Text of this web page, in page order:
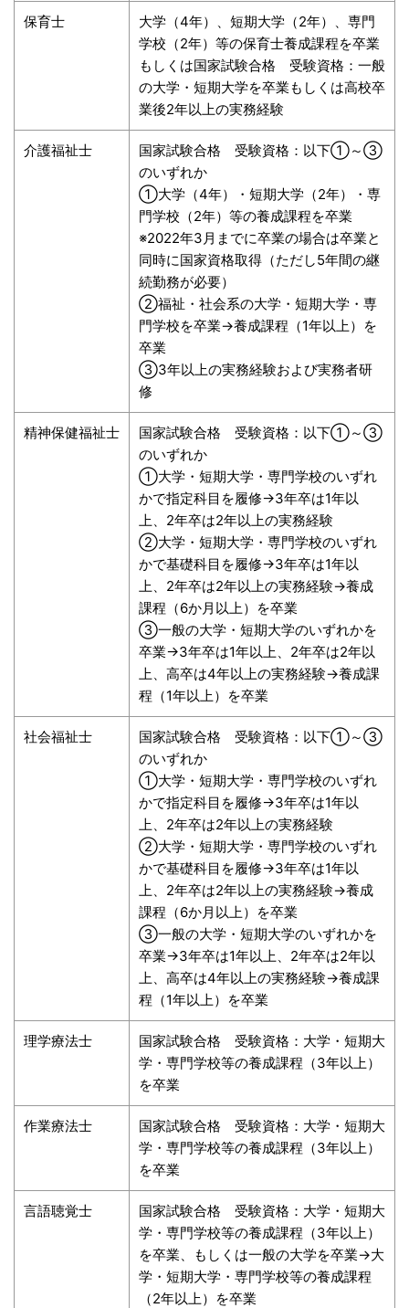
保育士
大学（4年）、短期大学（2年）、専門
学校（2年）等の保育士養成課程を卒業
もしくは国家試験合格 受験資格：一般
の大学・短期大学を卒業もしくは高校卒
業後2年以上の実務経験
介護福祉士
国家試験合格 受験資格：以下①～③
のいずれか
①大学（4年）・短期大学（2年）・専
門学校（2年）等の養成課程を卒業
※2022年3月までに卒業の場合は卒業と
同時に国家資格取得（ただし5年間の継
続勤務が必要）
②福祉・社会系の大学・短期大学・専
門学校を卒業→養成課程（1年以上）を
卒業
③3年以上の実務経験および実務者研
修
精神保健福祉士
国家試験合格 受験資格：以下①～③
のいずれか
①大学・短期大学・専門学校のいずれ
かで指定科目を履修→3年卒は1年以
上、2年卒は2年以上の実務経験
②大学・短期大学・専門学校のいずれ
かで基礎科目を履修→3年卒は1年以
上、2年卒は2年以上の実務経験→養成
課程（6か月以上）を卒業
③一般の大学・短期大学のいずれかを
卒業→3年卒は1年以上、2年卒は2年以
上、高卒は4年以上の実務経験→養成課
程（1年以上）を卒業
社会福祉士
国家試験合格 受験資格：以下①～③
のいずれか
①大学・短期大学・専門学校のいずれ
かで指定科目を履修→3年卒は1年以
上、2年卒は2年以上の実務経験
②大学・短期大学・専門学校のいずれ
かで基礎科目を履修→3年卒は1年以
上、2年卒は2年以上の実務経験→養成
課程（6か月以上）を卒業
③一般の大学・短期大学のいずれかを
卒業→3年卒は1年以上、2年卒は2年以
上、高卒は4年以上の実務経験→養成課
程（1年以上）を卒業
理学療法士
国家試験合格 受験資格：大学・短期大
学・専門学校等の養成課程（3年以上）
を卒業
作業療法士
国家試験合格 受験資格：大学・短期大
学・専門学校等の養成課程（3年以上）
を卒業
言語聴覚士
国家試験合格 受験資格：大学・短期大
学・専門学校等の養成課程（3年以上）
を卒業、もしくは一般の大学を卒業→大
学・短期大学・専門学校等の養成課程
（2年以上）を卒業